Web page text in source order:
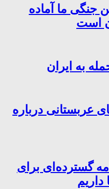
جنگی ما آماده
است
به ایران
عربستانی درباره
گسترده‌ای برای
داریم